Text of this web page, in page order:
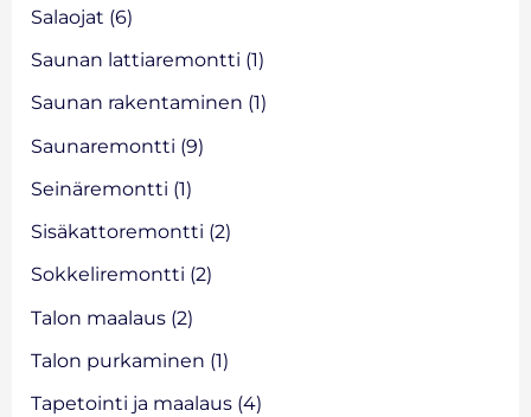
Salaojat (6)
Saunan lattiaremontti (1)
Saunan rakentaminen (1)
Saunaremontti (9)
Seinäremontti (1)
Sisäkattoremontti (2)
Sokkeliremontti (2)
Talon maalaus (2)
Talon purkaminen (1)
Tapetointi ja maalaus (4)